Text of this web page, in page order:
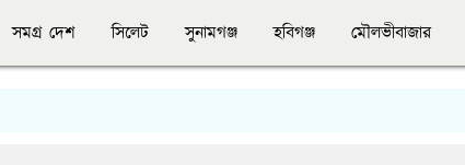
সমগ্র দেশ সিলেট সুনামগঞ্জ হবিগঞ্জ মৌলভীবাজার